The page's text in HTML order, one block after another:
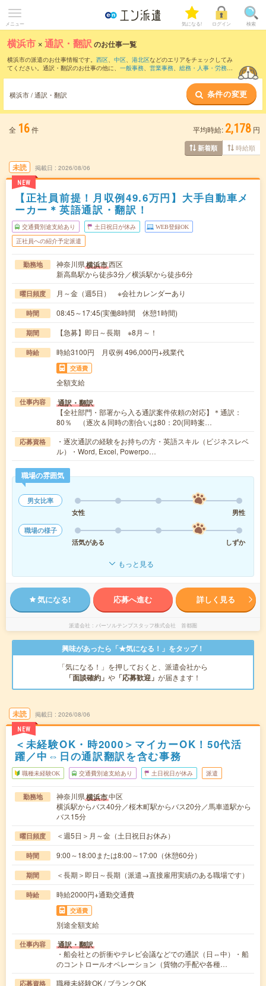
メニュー 気になる! ログイン 検索
横浜市 ×通訳・翻訳のお仕事一覧
横浜市の派遣のお仕事情報です。 西区、 中区、 港北区などのエリアをチェックしてみ
てください。通訳・翻訳のお仕事の他に、 一般事務、 営業事務、 総務・人事・労務な
通訳・翻訳のお仕事とは？とは？
横浜市 / 通訳・翻訳 条件の変更
全 16件 平均時給: 2,178 円
新着順 時給順
未読
NEW
掲載日 2026/08/06
【正社員前提！月収例49.6万円】大手自動車メ
ーカー＊英語通訳・翻訳！
交通費別途支給あり 土日祝日が休み WEB登録OK
正社員への紹介予定派遣
勤務地 神奈川県横浜市西区
新高島駅から徒歩3分／横浜駅から徒歩6分
曜日頻度 月～金（週5日） ※会社カレンダーあり
時間 08:45～17:45(実働8時間 休憩1時間)
期間 【急募】即日～長期 ※8月～！
時給 時給3100円 月収例 496,000円+残業代
交通費
全額支給
仕事内容 通訳・翻訳
【全社部門・部署から入る通訳案件依頼の対応】＊通訳：
80％ （逐次＆同時の割合いは80：20(同時案…
応募資格
・逐次通訳の経験をお持ちの方・英語スキル（ビジネスレベ
ル）・Word, Excel, Powerpo…
職場の雰囲気
男女比率
女性
男性
職場の様子
活気がある
しずか
もっと見る
気になる! 応募へ進む 詳しく見る
派遣会社 パーソルテンプスタッフ株式会社 首都圏
興味があったら「★気になる！」をタップ！
「気になる！」を押しておくと、派遣会社から
「面談確約」 や 「応募歓迎」 が届きます！
未読
NEW
掲載日 2026/08/06
＜未経験OK・時2000＞マイカーOK！50代活
躍／中⇔日の通訳翻訳を含む事務
職種未経験OK 交通費別途支給あり 土日祝日が休み 派遣
勤務地 神奈川県横浜市中区
横浜駅からバス40分／桜木町駅からバス20分／馬車道駅から
バス15分
曜日頻度 ＜週5日＞月～金（土日祝日お休み）
時間 9:00～18:00または8:00～17:00（休憩60分）
期間 ＜長期＞即日～長期（派遣→直接雇用実績のある職場です）
時給 時給2000円+通勤交通費
交通費
別途全額支給
仕事内容 通訳・翻訳
・船会社との折衝やテレビ会議などでの通訳（日⇔中）・船
のコントロールオペレーション（貨物の手配や各種…
応募資格
職種未経験OK / ブランクOK